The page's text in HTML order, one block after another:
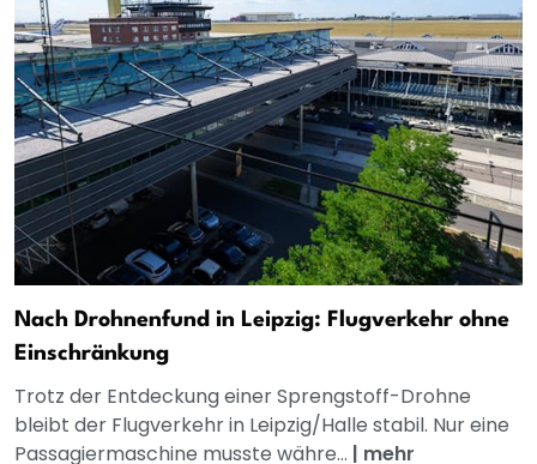
Nach Drohnenfund in Leipzig: Flugverkehr ohne
Einschränkung
Trotz der Entdeckung einer Sprengstoff-Drohne
bleibt der Flugverkehr in Leipzig/Halle stabil. Nur eine
Passagiermaschine musste währe... | mehr